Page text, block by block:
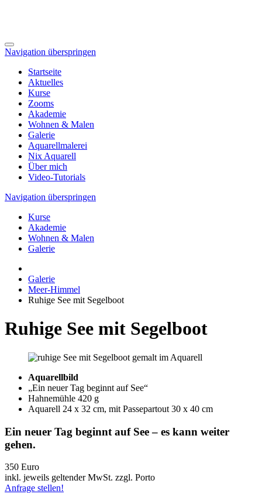
Navigation überspringen
Startseite
Aktuelles
Kurse
Zooms
Akademie
Wohnen & Malen
Galerie
Aquarellmalerei
Nix Aquarell
Über mich
Video-Tutorials
Navigation überspringen
Kurse
Akademie
Wohnen & Malen
Galerie
Galerie
Meer-Himmel
Ruhige See mit Segelboot
Ruhige See mit Segelboot
Aquarellbild
„Ein neuer Tag beginnt auf See“
Hahnemühle 420 g
Aquarell 24 x 32 cm, mit Passepartout 30 x 40 cm
Ein neuer Tag beginnt auf See – es kann weiter
gehen.
350 Euro
inkl. jeweils geltender MwSt. zzgl. Porto
Anfrage stellen!